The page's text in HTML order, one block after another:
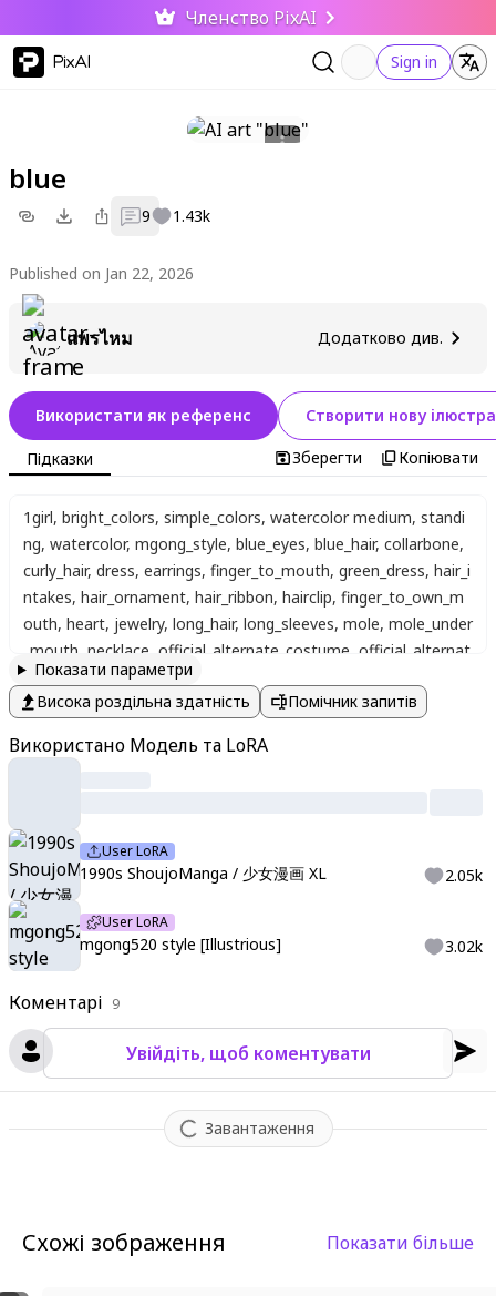
Членство PixAI
PixAI Sign in
blue
9 1.43k
Published on Jan 22, 2026
แพรไหม Додатково див.
Коментарі 9
Увійдіть, щоб коментувати
Завантаження
Використати як референс Створити нову
Підказки Зберегти Копіювати
1girl, bright_colors, simple_colors, watercolor medium, standi
ng, watercolor, mgong_style, blue_eyes, blue_hair, collarbone,
curly_hair, dress, earrings, finger_to_mouth, green_dress, hair_i
ntakes, hair_ornament, hair_ribbon, hairclip, finger_to_own_m
outh, heart, jewelry, long_hair, long_sleeves, mole, mole_under
_mouth necklace official_alternate_costume official_alternat
e_hairstyle, open_mouth
mple_background, single_off_shoulder, solo, spoken_heart
_ribbon, white_sweater, x_hair_ornament
Показати параметри
Висока роздільна здатність
Помічник запитів
Використано Модель та LoRA
User LoRA
1990s ShoujoManga / 少女漫画 XL 2.05k
User LoRA
mgong520 style [Illustrious] 3.02k
Схожі зображення Показати більше